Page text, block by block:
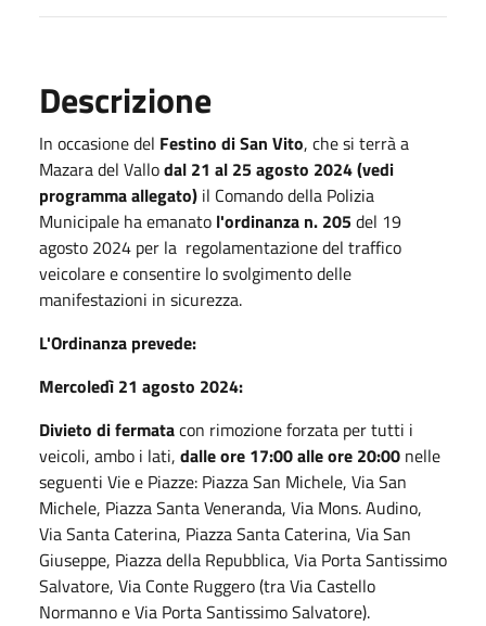
Descrizione
In occasione del Festino di San Vito, che si terrà a
Mazara del Vallodal 21 al 25 agosto 2024 (vedi
programma allegato) il Comando della Polizia
Municipale ha emanato l'ordinanza n. 205del 19
agosto 2024 per la regolamentazione del traffico
veicolare e consentire lo svolgimento delle
manifestazioni in sicurezza.
L'Ordinanza prevede:
Mercoledì 21 agosto 2024:
Divieto di fermatacon rimozione forzata per tutti i
veicoli, ambo i lati, dalle ore 17:00 alle ore 20:00 nelle
seguenti Vie e Piazze: Piazza San Michele, Via San
Michele, Piazza Santa Veneranda, Via Mons. Audino,
Via Santa Caterina, Piazza Santa Caterina, Via San
Giuseppe, Piazza della Repubblica, Via Porta Santissimo
Salvatore, Via Conte Ruggero (tra Via Castello
Normanno e Via Porta Santissimo Salvatore).